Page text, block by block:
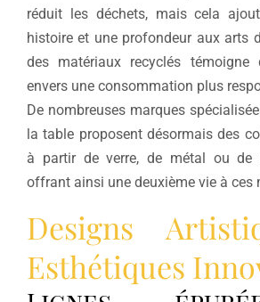
réduit les déchets, mais cela
histoire et une profondeur aux arts
des matériaux recyclés témoigne
envers une consommation plus
De nombreuses marques
la table proposent désormais des
à partir de verre, de métal ou de
offrant ainsi une deuxième vie à ces
Designs
Esthétiques